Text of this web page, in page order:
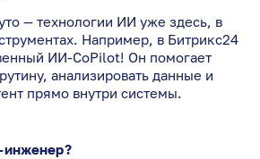
— технологии ИИ уже здесь, в
Например, в Битрикс24
ИИ-CoPilot! Он помогает
анализировать данные и
прямо внутри системы.
инженер?